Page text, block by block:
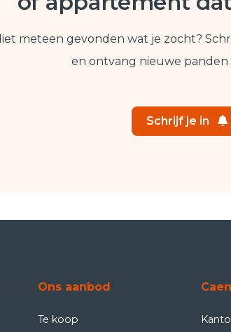
meteen gevonden wat je zocht?
en ontvang nieuwe panden
Schrijf je in
Ons aanbod
Te koop